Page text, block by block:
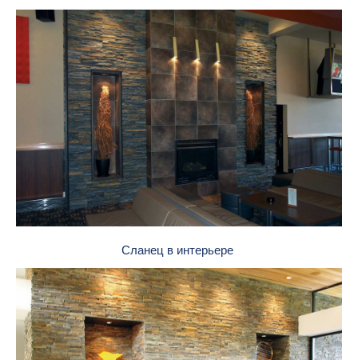
Сланец в интерьере